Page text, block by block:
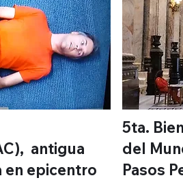
antigua
en epicentro
5ta.
del
Pasos